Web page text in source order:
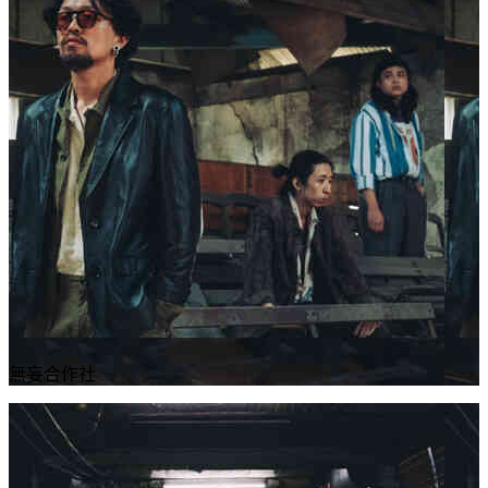
無妄合作社